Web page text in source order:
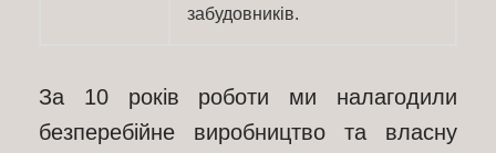
забудовників.
За 10 років роботи ми налагодили
безперебійне виробництво та власну